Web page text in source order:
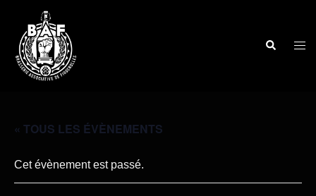
« TOUS LES ÉVÈNEMENTS
Cet évènement est passé.